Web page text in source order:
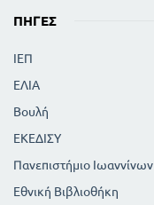
ΠΗΓΈΣ
ΙΕΠ
ΕΛΙΑ
Βουλή
ΕΚΕΔΙΣΥ
Πανεπιστήμιο Ιωαννίνων
Εθνική Βιβλιοθήκη